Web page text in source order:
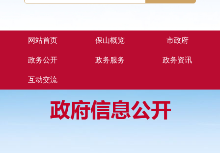
网站首页 保山概览 市政府
政务公开 政务服务 政务资讯
互动交流